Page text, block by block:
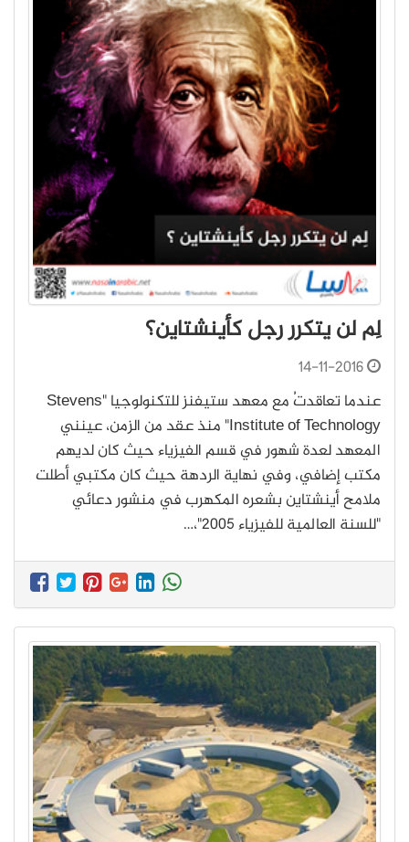
لِم لن يتكرر رجل كأينشتاين؟
14-11-2016
عندما تعاقدتُ مع معهد ستيفنز للتكنولوجيا "Stevens
Institute of Technology" منذ عقد من الزمن، عينني
المعهد لعدة شهور في قسم الفيزياء حيث كان لديهم
مكتب إضافي، وفي نهاية الردهة حيث كان مكتبي أطلت
ملامح أينشتاين بشعره المكهرب في منشور دعائي
"للسنة العالمية للفيزياء 2005"،…